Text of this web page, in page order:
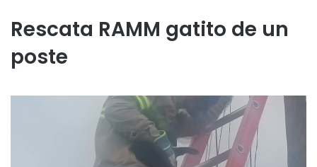
Rescata RAMM gatito de un
poste